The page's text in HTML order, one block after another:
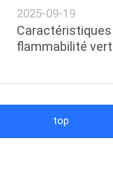
2025-09-19
flammabilité
top